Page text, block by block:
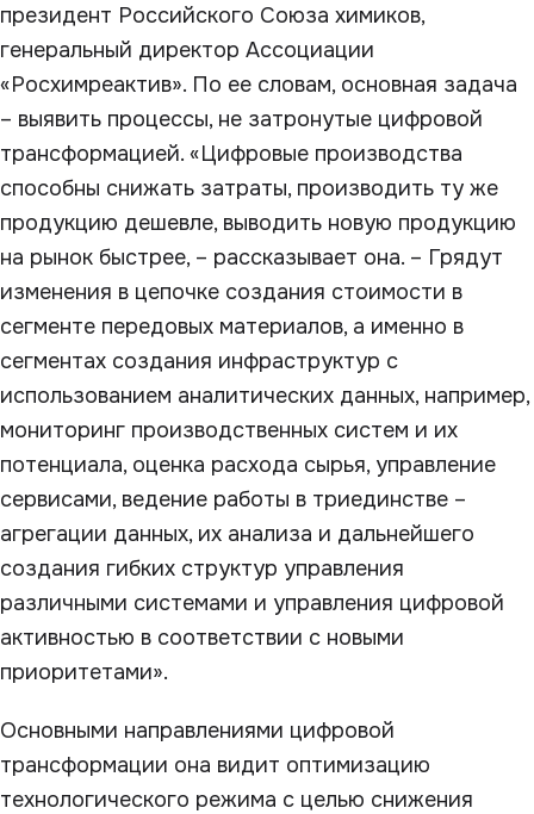
президент Российского Союза химиков,
генеральный директор Ассоциации
«Росхимреактив». По ее словам, основная задача
– выявить процессы, не затронутые цифровой
трансформацией. «Цифровые производства
способны снижать затраты, производить ту же
продукцию дешевле, выводить новую продукцию
на рынок быстрее, – рассказывает она. – Грядут
изменения в цепочке создания стоимости в
сегменте передовых материалов, а именно в
сегментах создания инфраструктур с
использованием аналитических данных, например,
мониторинг производственных систем и их
потенциала, оценка расхода сырья, управление
сервисами, ведение работы в триединстве –
агрегации данных, их анализа и дальнейшего
создания гибких структур управления
различными системами и управления цифровой
активностью в соответствии с новыми
приоритетами».
Основными направлениями цифровой
трансформации она видит оптимизацию
технологического режима с целью снижения